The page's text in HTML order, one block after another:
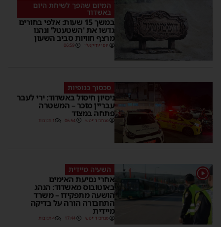
המיזם שהפך לשיחת היום
באשדוד
במשך 15 שעות: אלפי בחורים
גדשו את 'השטעטל' ונהנו
מרצף חוויות סביב השעון
יוסי יחזקאלי 06:59
סכסוך כנופיות
ניסיון חיסול באשדוד: ירי לעבר
עבריין מוכר – המשטרה
פתחה במצוד
מנחם דויטש 06:54 1 תגובות
1 השעיה מיידית
אחרי נסיעת האימים
באוטובוס מאשדוד: הנהג
הושעה מתפקידו – משרד
התחבורה הורה על בדיקה
מיידית
מנחם דויטש 17:44 4 תגובות